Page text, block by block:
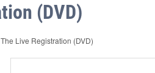
(DVD)
Live Registration (DVD)